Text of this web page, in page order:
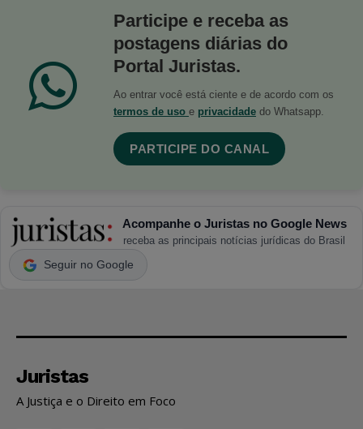
Participe e receba as
postagens diárias do
Portal Juristas.
Ao entrar você está ciente e de acordo com os
termos de uso e privacidade do Whatsapp.
PARTICIPE DO CANAL
Acompanhe o Juristas no Google News
receba as principais notícias jurídicas do Brasil
Seguir no Google
Juristas
A Justiça e o Direito em Foco